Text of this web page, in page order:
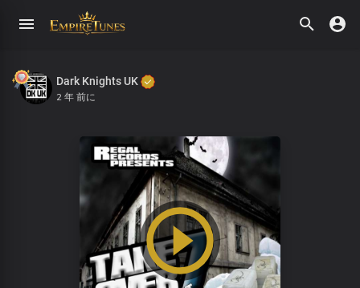
Dark Knights UK
2 年 前に